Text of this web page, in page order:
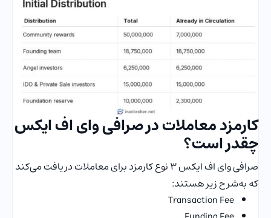
کارمزد معاملات در صرافی وای اف ایکس
چقدر است؟
صرافی وای اف ایکس 3 نوع کارمزد برای معاملات دریافت می‌کند
که به‌شرح زیر هستند:
Transaction Fee